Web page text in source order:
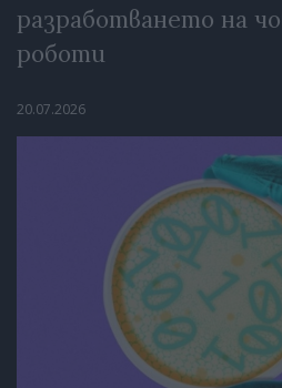
разработването на
роботи
20.07.2026